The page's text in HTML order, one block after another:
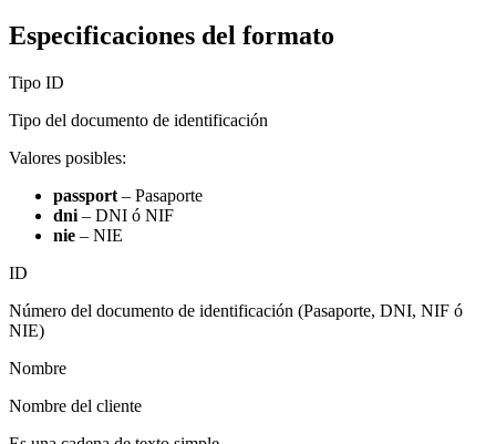
Especificaciones del formato
Tipo ID
Tipo del documento de identificación
Valores posibles:
passport – Pasaporte
dni – DNI ó NIF
nie – NIE
ID
Número del documento de identificación (Pasaporte, DNI, NIF ó
NIE)
Nombre
Nombre del cliente